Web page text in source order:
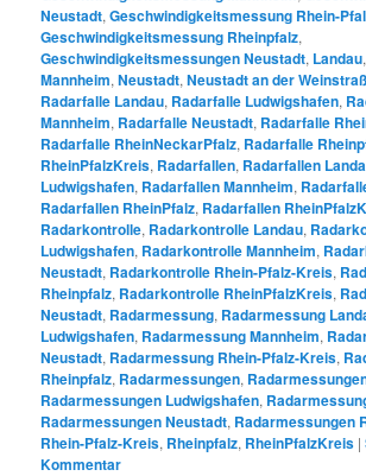
Neustadt,Geschwindigkeitsmessung Rhein-
Geschwindigkeitsmessung Rheinpfalz,
Geschwindigkeitsmessungen Neustadt, Landau,
Mannheim,Neustadt,Neustadt an der
Radarfalle Landau, Radarfalle Ludwigshafen,
Mannheim, Radarfalle Neustadt, Radarfalle
Radarfalle RheinNeckarPfalz, Radarfalle
RheinPfalzKreis, Radarfallen, Radarfallen
Ludwigshafen, Radarfallen Mannheim,
Radarfallen RheinPfalz, Radarfallen
Radarkontrolle, Radarkontrolle Landau,
Ludwigshafen, Radarkontrolle Mannheim,
Neustadt, Radarkontrolle Rhein-Pfalz-Kreis,
Rheinpfalz, Radarkontrolle RheinPfalzKreis,
Neustadt, Radarmessung, Radarmessung
Ludwigshafen, Radarmessung Mannheim,
Neustadt, Radarmessung Rhein-Pfalz-Kreis,
Rheinpfalz, Radarmessungen,
Radarmessungen Ludwigshafen,
Radarmessungen Neustadt, Radarmessungen
Rhein-Pfalz-Kreis, Rheinpfalz, RheinPfalzKreis |
Kommentar